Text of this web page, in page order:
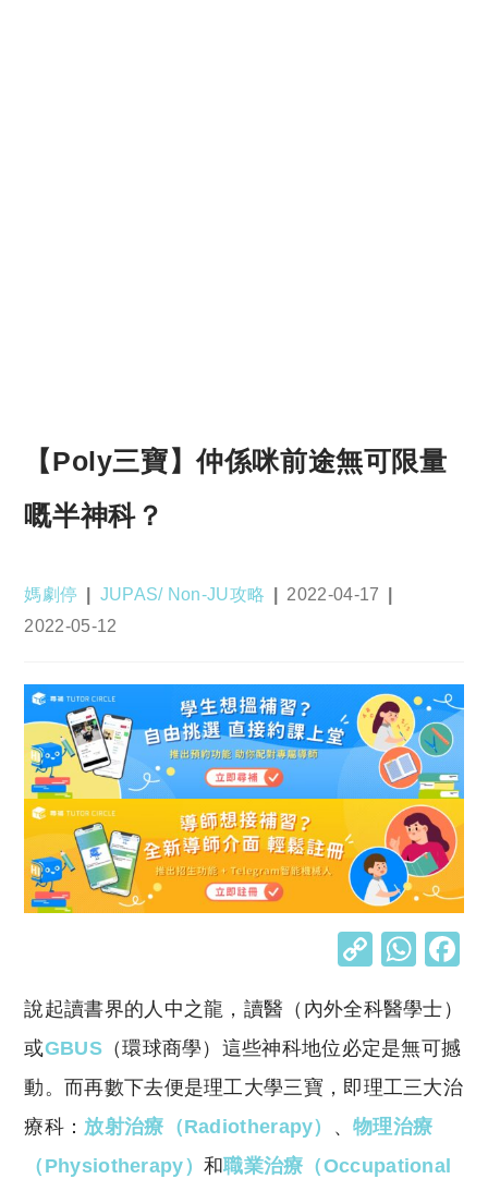
【Poly三寶】仲係咪前途無可限量
嘅半神科？
Post
author:
媽劇停
Post
category:
JUPAS/ Non-JU攻略
Post
2022-04-17
Post
2022-05-12
C
p
y
Li
n
k
W
at
s
A
p
p
說起讀書界的人中之龍，讀醫（內外全科醫學士）
或GBUS（環球商學）這些神科地位必定是無可撼
動。而再數下去便是理工大學三寶，即理工三大治
療科： 放射治療（Radiotherapy） 、物理治療
（Physiotherapy） 和職業治療（Occupational